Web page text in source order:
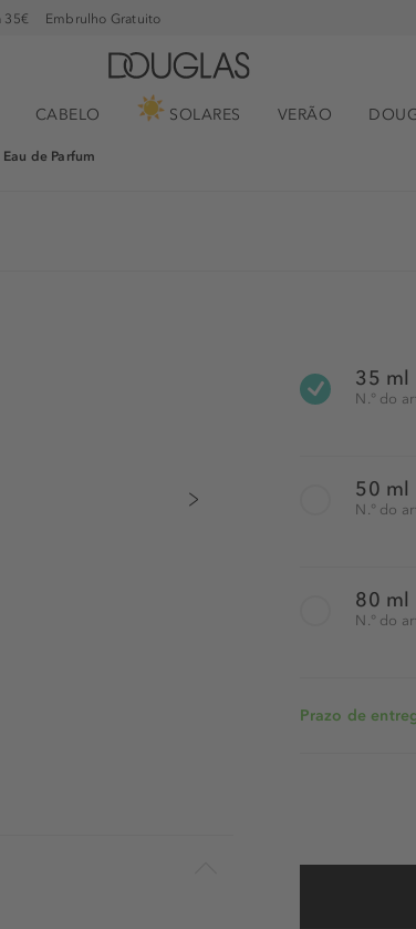
35€ Embrulho Gratuito
CABELO SOLARES VERÃO
de Parfum
35 ml
N.° do
50 ml
N.° do
80 ml
N.° do
Prazo de